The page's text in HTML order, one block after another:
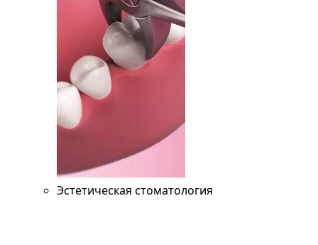
Эстетическая стоматология